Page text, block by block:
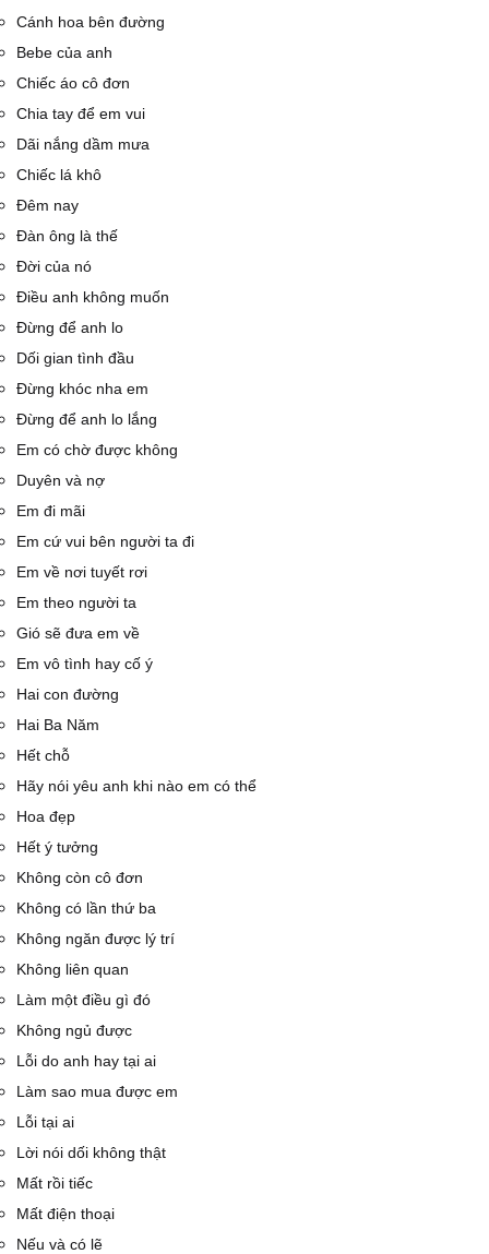
Cánh hoa bên đường
Bebe của anh
Chiếc áo cô đơn
Chia tay để em vui
Dãi nắng dầm mưa
Chiếc lá khô
Đêm nay
Đàn ông là thế
Đời của nó
Điều anh không muốn
Đừng để anh lo
Dối gian tình đầu
Đừng khóc nha em
Đừng để anh lo lắng
Em có chờ được không
Duyên và nợ
Em đi mãi
Em cứ vui bên người ta đi
Em về nơi tuyết rơi
Em theo người ta
Gió sẽ đưa em về
Em vô tình hay cố ý
Hai con đường
Hai Ba Năm
Hết chỗ
Hãy nói yêu anh khi nào em có thể
Hoa đẹp
Hết ý tưởng
Không còn cô đơn
Không có lần thứ ba
Không ngăn được lý trí
Không liên quan
Làm một điều gì đó
Không ngủ được
Lỗi do anh hay tại ai
Làm sao mua được em
Lỗi tại ai
Lời nói dối không thật
Mất rồi tiếc
Mất điện thoại
Nếu và có lẽ